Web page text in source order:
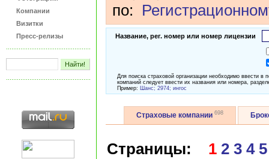
Компании
Визитки
Пресс-релизы
по:
Название, рег. номер или номер лицензии
Для поиска страховой организации необходимо ввести
компаний следует ввести их названия или номера,
Пример: Шанс; 2974; ингос
Страховые компании 698
Страницы: 1 2 3 4 5